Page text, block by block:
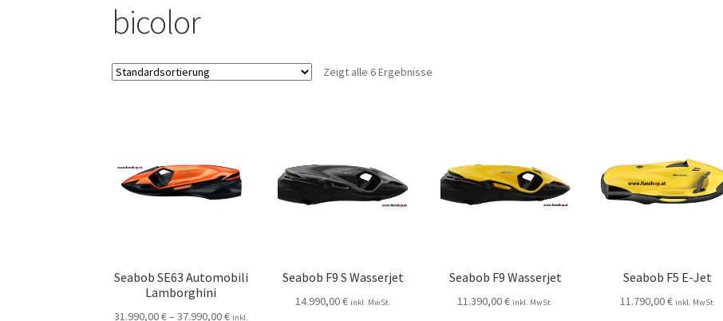
bicolor
Zeigt alle 6 Ergebnisse
Seabob SE63 Automobili
Lamborghini
31.990,00€– 37.990,00€ inkl.
Seabob F9 S Wasserjet
14.990,00€ inkl. MwSt.
Seabob F9 Wasserjet
11.390,00€ inkl. MwSt.
Seabob F5 E-Jet
11.790,00€ inkl. MwSt.